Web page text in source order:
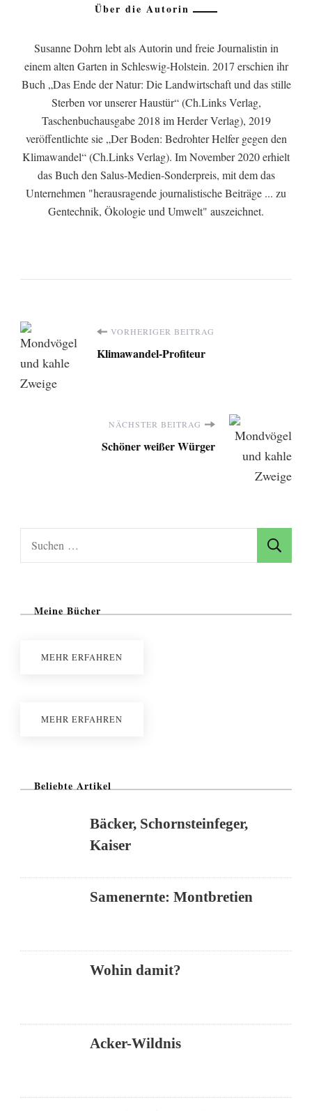
Über die Autorin
Susanne Dohrn lebt als Autorin und freie Journalistin in
einem alten Garten in Schleswig-Holstein. 2017 erschien ihr
Buch „Das Ende der Natur: Die Landwirtschaft und das stille
Sterben vor unserer Haustür“ (Ch.Links Verlag,
Taschenbuchausgabe 2018 im Herder Verlag), 2019
veröffentlichte sie „Der Boden: Bedrohter Helfer gegen den
Klimawandel“ (Ch.Links Verlag). Im November 2020 erhielt
das Buch den Salus-Medien-Sonderpreis, mit dem das
Unternehmen "herausragende journalistische Beiträge ... zu
Gentechnik, Ökologie und Umwelt" auszeichnet.
Beitragsnavigation
VORHERIGER BEITRAG
Klimawandel-Profiteur
NÄCHSTER BEITRAG
Schöner weißer Würger
Meine Bücher
MEHR ERFAHREN
MEHR ERFAHREN
Beliebte Artikel
Bäcker, Schornsteinfeger,
Kaiser
Samenernte: Montbretien
Wohin damit?
Acker-Wildnis